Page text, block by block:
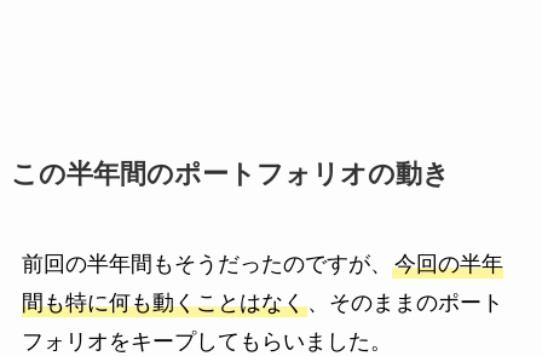
この半年間のポートフォリオの動き
前回の半年間もそうだったのですが、 今回の半年
間も特に何も動くことはなく、そのままのポート
フォリオをキープしてもらいました。